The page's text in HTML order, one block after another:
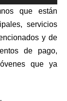
que están
servicios
y de
de pago,
que ya